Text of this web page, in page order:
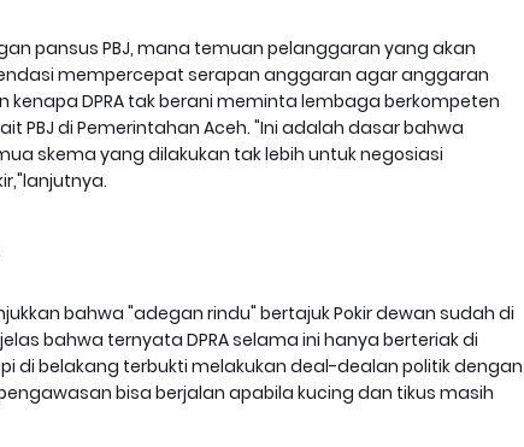
pansus PBJ, mana temuan pelanggaran yang akan
mempercepat serapan anggaran agar anggaran
kenapa DPRA tak berani meminta lembaga berkompeten
PBJ di Pemerintahan Aceh. "Ini adalah dasar bahwa
skema yang dilakukan tak lebih untuk negosiasi
bahwa "adegan rindu" bertajuk Pokir dewan sudah di
bahwa ternyata DPRA selama ini hanya berteriak di
di belakang terbukti melakukan deal-dealan politik dengan
bisa berjalan apabila kucing dan tikus masih